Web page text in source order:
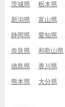
茨城県 栃木県
新潟県 富山県
静岡県 愛知県
奈良県 和歌山県
徳島県 香川県
熊本県 大分県